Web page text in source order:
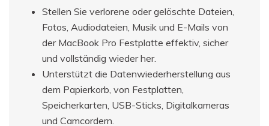
Stellen Sie verlorene oder gelöschte Dateien,
Fotos, Audiodateien, Musik und E-Mails von
der MacBook Pro Festplatte effektiv, sicher
und vollständig wieder her.
Unterstützt die Datenwiederherstellung aus
dem Papierkorb, von Festplatten,
Speicherkarten, USB-Sticks, Digitalkameras
und Camcordern.